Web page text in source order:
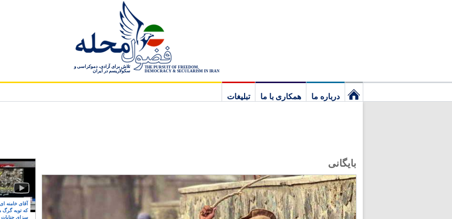
THE PURSUIT OF FREEDOM,
DEMOCRACY & SECULARISM IN IRAN
تلاش برای آزادی، دموکراسی و
سکولاریسم در ایران
درباره ما همکاری با ما
تبلیغات
بایگانی
آقای خامنه
که توبه
سزای